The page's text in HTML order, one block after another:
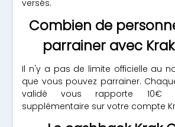
versés.
Combien de
parrainer avec
Il n'y a pas de limite officielle au
que vous pouvez parrainer.
validé vous rapporte 10€
supplémentaire sur votre compte